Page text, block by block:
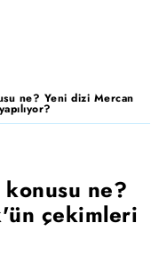
ne? Yeni dizi Mercan
ne?
çekimleri